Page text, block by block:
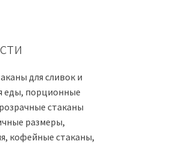
для сливок и
еды, порционные
стаканы
размеры,
кофейные стаканы,